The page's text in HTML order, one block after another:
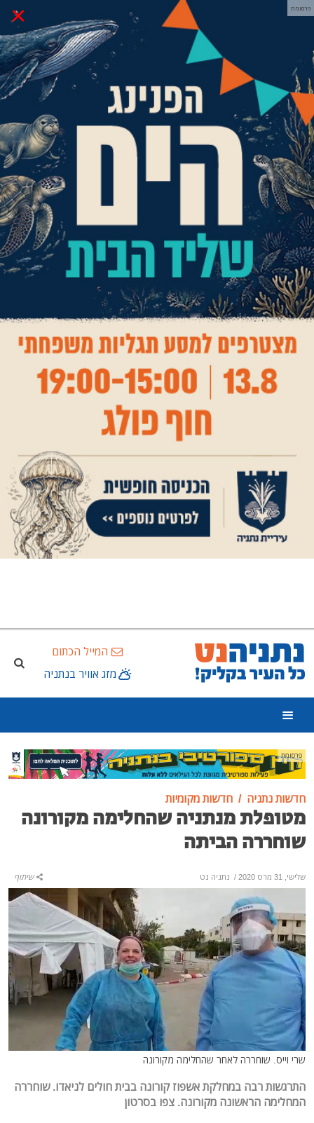
× פרסומת
המייל הכתום
מזג אוויר בנתניה
פרסומת
חדשות נתניה חדשות מקומיות
מטופלת מנתניה שהחלימה מקורונה
שוחררה הביתה
שלישי, 31 מרס 2020 / נתניה נט שיתוף
שרי וייס. שוחררה לאחר שהחלימה מקורונה
התרגשות רבה במחלקת אשפוז קורונה בבית חולים לניאדו. שוחררה
המחלימה הראשונה מקורונה. צפו בסרטון